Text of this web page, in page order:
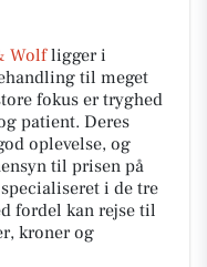
Wolfligger i
til meget
fokus er tryghed
patient. Deres
oplevelse, og
til prisen på
i de tre
fordel kan rejse til
kroner og